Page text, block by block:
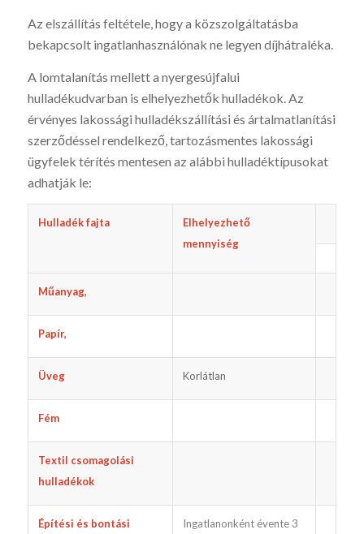
Az elszállítás feltétele, hogy a közszolgáltatásba
bekapcsolt ingatlanhasználónak ne legyen díjhátraléka.
A lomtalanítás mellett a nyergesújfalui
hulladékudvarban is elhelyezhetők hulladékok. Az
érvényes lakossági hulladékszállítási és ártalmatlanítási
szerződéssel rendelkező, tartozásmentes lakossági
ügyfelek térítés mentesen az alábbi hulladéktípusokat
adhatják le:
Hulladék fajta
Elhelyezhető
mennyiség
Műanyag,
Papír,
Üveg Korlátlan
Fém
Textil csomagolási
hulladékok
Építési és bontási Ingatlanonként évente 3